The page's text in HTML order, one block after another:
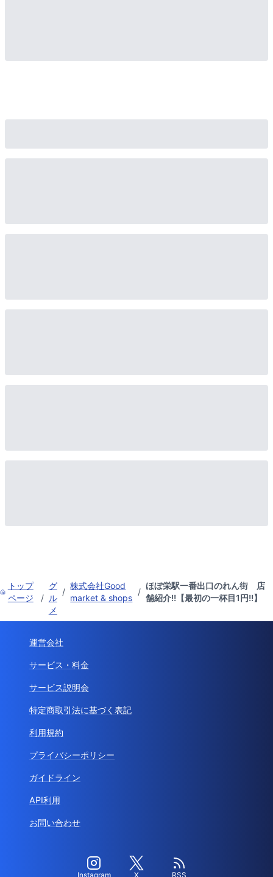
トップ
ページ
/
グ
ル
メ
/
株式会社Good
market & shops
/
ほぼ栄駅一番出口のれん街 店
舗紹介!!【最初の一杯目1円!!】
運営会社
サービス・料金
サービス説明会
特定商取引法に基づく表記
利用規約
プライバシーポリシー
ガイドライン
API利用
お問い合わせ
Instagram X RSS